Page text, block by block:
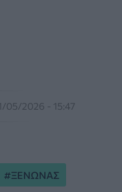
05/2026 - 15:47
ΞΕΝΩΝΑΣ